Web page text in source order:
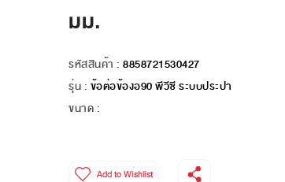
มม.
รหัสสินค้า : 8858721530427
รุ่น : ข้อต่อข้องอ90 พีวีซี ระบบประปา
ขนาด :
Add to Wishlist